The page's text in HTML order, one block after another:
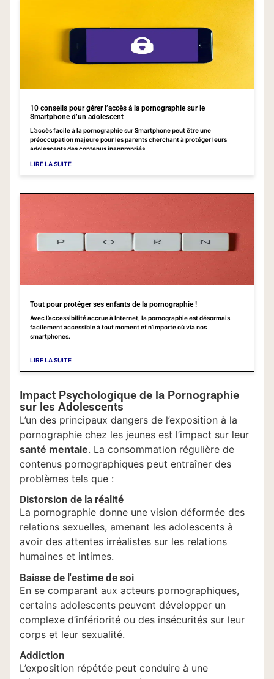
10 conseils pour gérer l’accès à la pornographie sur le
Smartphone d’un adolescent
L’accès facile à la pornographie sur Smartphone peut être une
préoccupation majeure pour les parents cherchant à protéger leurs
adolescents des contenus inappropriés
LIRE LA SUITE
Tout pour protéger ses enfants de la pornographie !
Avec l’accessibilité accrue à Internet, la pornographie est désormais
facilement accessible à tout moment et n’importe où via nos
smartphones.
LIRE LA SUITE
Impact Psychologique de la Pornographie
sur les Adolescents
L’un des principaux dangers de l’exposition à la
pornographie chez les jeunes est l’impact sur leur
santé mentale. La consommation régulière de
contenus pornographiques peut entraîner des
problèmes tels que :
Distorsion de la réalité
La pornographie donne une vision déformée des
relations sexuelles, amenant les adolescents à
avoir des attentes irréalistes sur les relations
humaines et intimes.
Baisse de l'estime de soi
En se comparant aux acteurs pornographiques,
certains adolescents peuvent développer un
complexe d’infériorité ou des insécurités sur leur
corps et leur sexualité.
Addiction
L’exposition répétée peut conduire à une